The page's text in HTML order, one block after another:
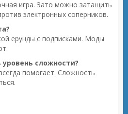
игра. Зато можно затащить
электронных соперников.
ерунды с подписками. Моды
сложности?
помогает. Сложность